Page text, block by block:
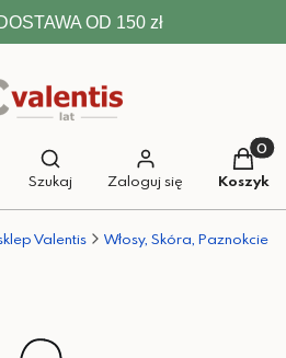
OD 150 zł
Otwórz wyszukiwarkę
Szukaj Zaloguj się Koszyk
Valentis Włosy, Skóra, Paznokcie